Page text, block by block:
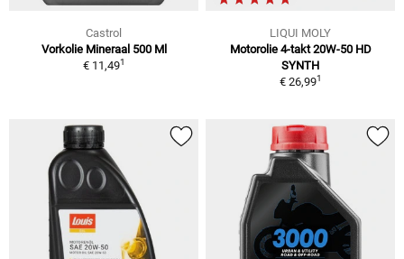
Castrol
Vorkolie Mineraal 500 Ml
€ 11,491
LIQUI MOLY
Motorolie 4-takt 20W-50 HD
SYNTH
€ 26,991